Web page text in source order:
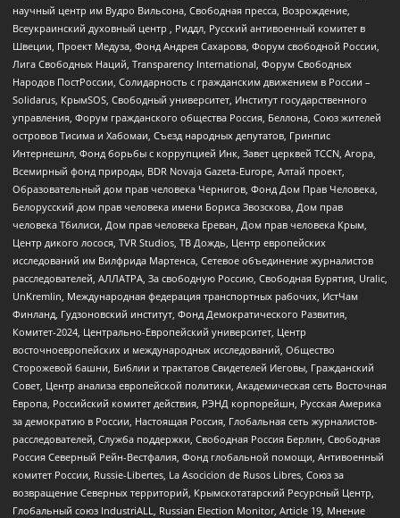
научный центр им Вудро Вильсона, Свободная пресса, Возрождение,
Всеукраинский духовный центр , Риддл, Русский антивоенный комитет в
Швеции, Проект Медуза, Фонд Андрея Сахарова, Форум свободной России,
Лига Свободных Наций, Transparеncy International, Форум Свободных
Народов ПостРоссии, Солидарность с гражданским движением в России –
Solidarus, КрымSOS, Свободный университет, Институт государственного
управления, Форум гражданского общества Россия, Беллона, Союз жителей
островов Тисима и Хабомаи, Съезд народных депутатов, Гринпис
Интернешнл, Фонд борьбы с коррупцией Инк, Завет церквей TCCN, Агора,
Всемирный фонд природы, BDR Novaja Gazeta-Europe, Алтай проект,
Образовательный дом прав человека Чернигов, Фонд Дом Прав Человека,
Белорусский дом прав человека имени Бориса Звозскова, Дом прав
человека Тбилиси, Дом прав человека Ереван, Дом прав человека Крым,
Центр дикого лосося, TVR Studios, ТВ Дождь, Центр европейских
исследований им Вилфрида Мартенса, Сетевое объединение журналистов
расследователей, АЛЛАТРА, За свободную Россию, Свободная Бурятия, Uralic,
UnKremlin, Международная федерация транспортных рабочих, ИстЧам
Финланд, Гудзоновский институт, Фонд Демократического Развития,
Комитет-2024, Центрально-Европейский университет, Центр
восточноевропейских и международных исследований, Общество
Сторожевой башни, Библии и трактатов Свидетелей Иеговы, Гражданский
Совет, Центр анализа европейской политики, Академическая сеть Восточная
Европа, Российский комитет действия, РЭНД корпорейшн, Русская Америка
за демократию в России, Настоящая Россия, Глобальная сеть журналистов-
расследователей, Служба поддержки, Свободная Россия Берлин, Свободная
Россия Северный Рейн-Вестфалия, Фонд глобальной помощи, Антивоенный
комитет России, Russie-Libertes, La Asocicion de Rusos Libres, Союз за
возвращение Северных территорий, Крымскотатарский Ресурсный Центр,
Глобальный союз IndustriALL, Russian Election Monitor, Article 19, Мнение